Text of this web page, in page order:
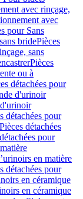
avec rinçage,
avec
pour Sans
bridePièces
sans
Pièces
ou à
détachées pour
d'urinoir
d'urinoir
détachées pour
Pièces détachées
pour
en matière
détachées pour
en céramique
en céramique